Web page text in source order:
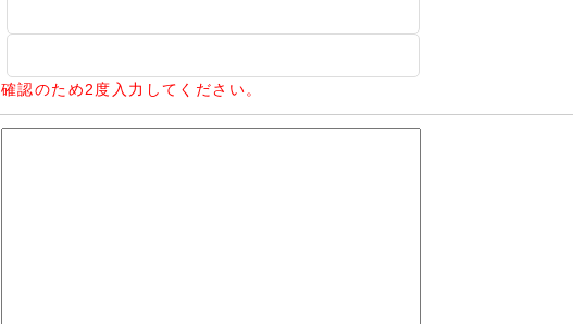
確認のため2度入力してください。